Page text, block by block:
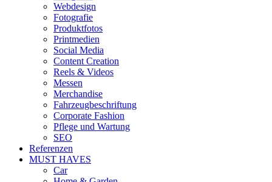
Webdesign
Fotografie
Produktfotos
Printmedien
Social Media
Content Creation
Reels & Videos
Messen
Merchandise
Fahrzeugbeschriftung
Corporate Fashion
Pflege und Wartung
SEO
Referenzen
MUST HAVES
Car